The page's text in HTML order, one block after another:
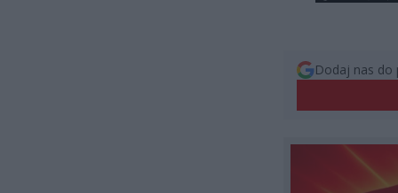
Dodaj nas do